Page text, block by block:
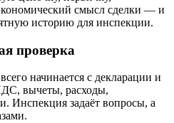
смысл сделки — и
историю для инспекции.
проверка
начинается с декларации и
вычеты, расходы,
Инспекция задаёт вопросы, а